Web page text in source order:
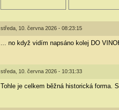
středa, 10. června 2026 - 08:23:15
... no když vidím napsáno kolej DO
středa, 10. června 2026 - 10:31:33
Tohle je celkem běžná historická forma.